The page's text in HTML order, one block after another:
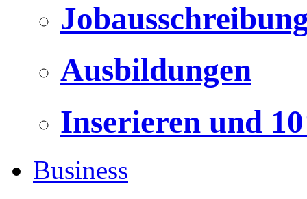
Ausbildungen
Inserieren und
Business